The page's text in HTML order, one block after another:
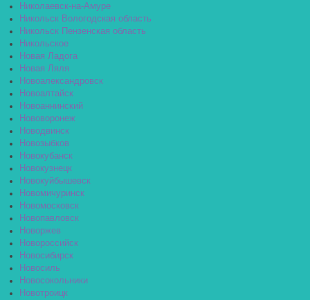
Николаевск-на-Амуре
Никольск Вологодская область
Никольск Пензенская область
Никольское
Новая Ладога
Новая Ляля
Новоалександровск
Новоалтайск
Новоаннинский
Нововоронеж
Новодвинск
Новозыбков
Новокубанск
Новокузнецк
Новокуйбышевск
Новомичуринск
Новомосковск
Новопавловск
Новоржев
Новороссийск
Новосибирск
Новосиль
Новосокольники
Новотроицк